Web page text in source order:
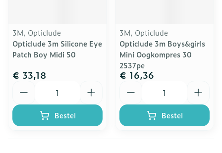
3M, Opticlude
Opticlude 3m Silicone Eye
Patch Boy Midi 50
€ 33,18
Bestel
3M, Opticlude
Opticlude 3m Boys&girls
Mini Oogkompres 30
2537pe
€ 16,36
Bestel